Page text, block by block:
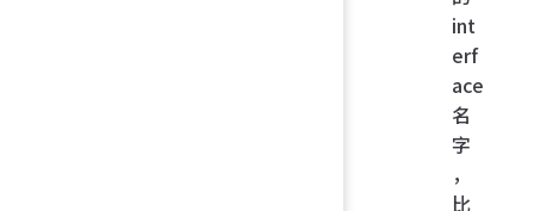
int
erf
ace
名
字
，
比